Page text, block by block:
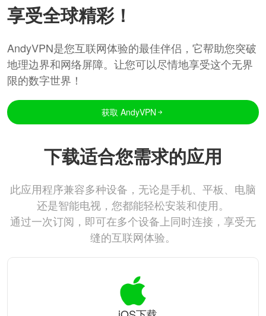
享受全球精彩！
AndyVPN是您互联网体验的最佳伴侣，它帮助您突破
地理边界和网络屏障。让您可以尽情地享受这个无界
限的数字世界！
获取 AndyVPN
下载适合您需求的应用
此应用程序兼容多种设备，无论是手机、平板、电脑
还是智能电视，您都能轻松安装和使用。
通过一次订阅，即可在多个设备上同时连接，享受无
缝的互联网体验。